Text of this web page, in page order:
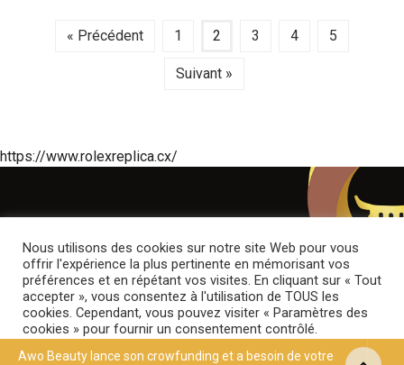
« Précédent 1 2 3 4 5
Suivant »
https://www.rolexreplica.cx/
© Copyright © 2021 | Awo Beauty Tous droits réservés.
Nous utilisons des cookies sur notre site Web pour vous
offrir l'expérience la plus pertinente en mémorisant vos
préférences et en répétant vos visites. En cliquant sur « Tout
accepter », vous consentez à l'utilisation de TOUS les
cookies. Cependant, vous pouvez visiter « Paramètres des
cookies » pour fournir un consentement contrôlé.
Awo Beauty lance son crowfunding et a besoin de votre